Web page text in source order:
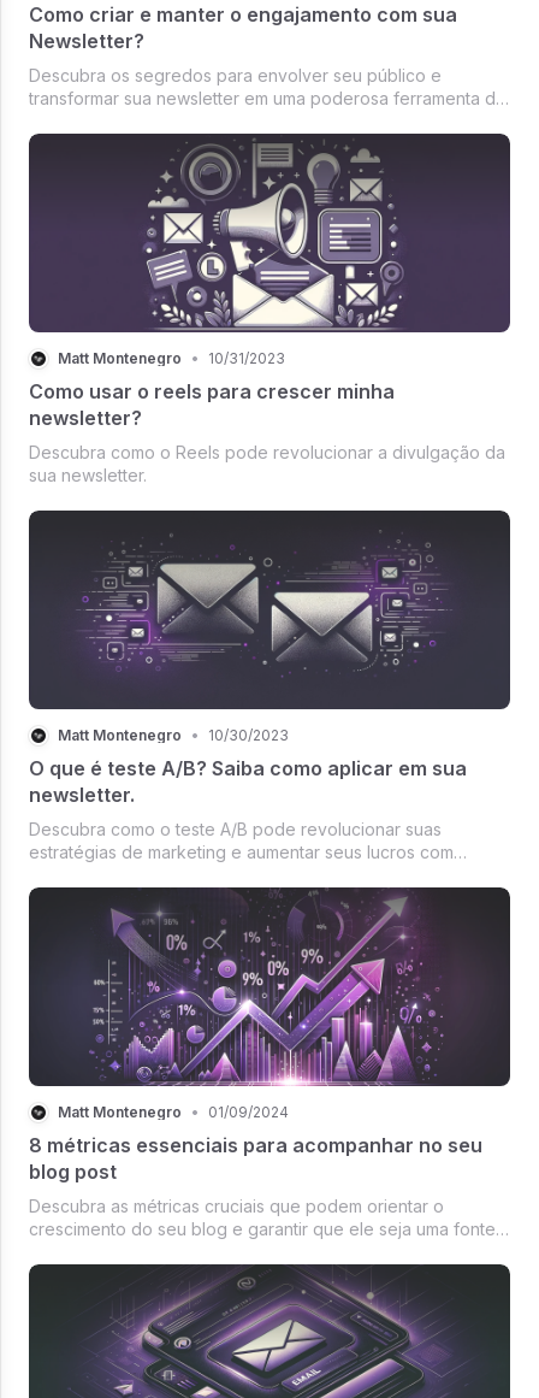
Como criar e manter o engajamento com sua
Newsletter?
Descubra os segredos para envolver seu público e
transformar sua newsletter em uma poderosa ferramenta de
Matt Montenegro • 10/31/2023
Como usar o reels para crescer minha
newsletter?
Descubra como o Reels pode revolucionar a divulgação da
sua newsletter.
Matt Montenegro • 10/30/2023
O que é teste A/B? Saiba como aplicar em sua
newsletter.
Descubra como o teste A/B pode revolucionar suas
estratégias de marketing e aumentar seus lucros com
Matt Montenegro • 01/09/2024
8 métricas essenciais para acompanhar no seu
blog post
Descubra as métricas cruciais que podem orientar o
crescimento do seu blog e garantir que ele seja uma fonte